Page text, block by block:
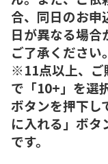
合、同日のお申
日が異なる場合
ご了承ください。
※11点以上、ご
で「10+」を選
ボタンを押下し
に入れる」ボ
です。